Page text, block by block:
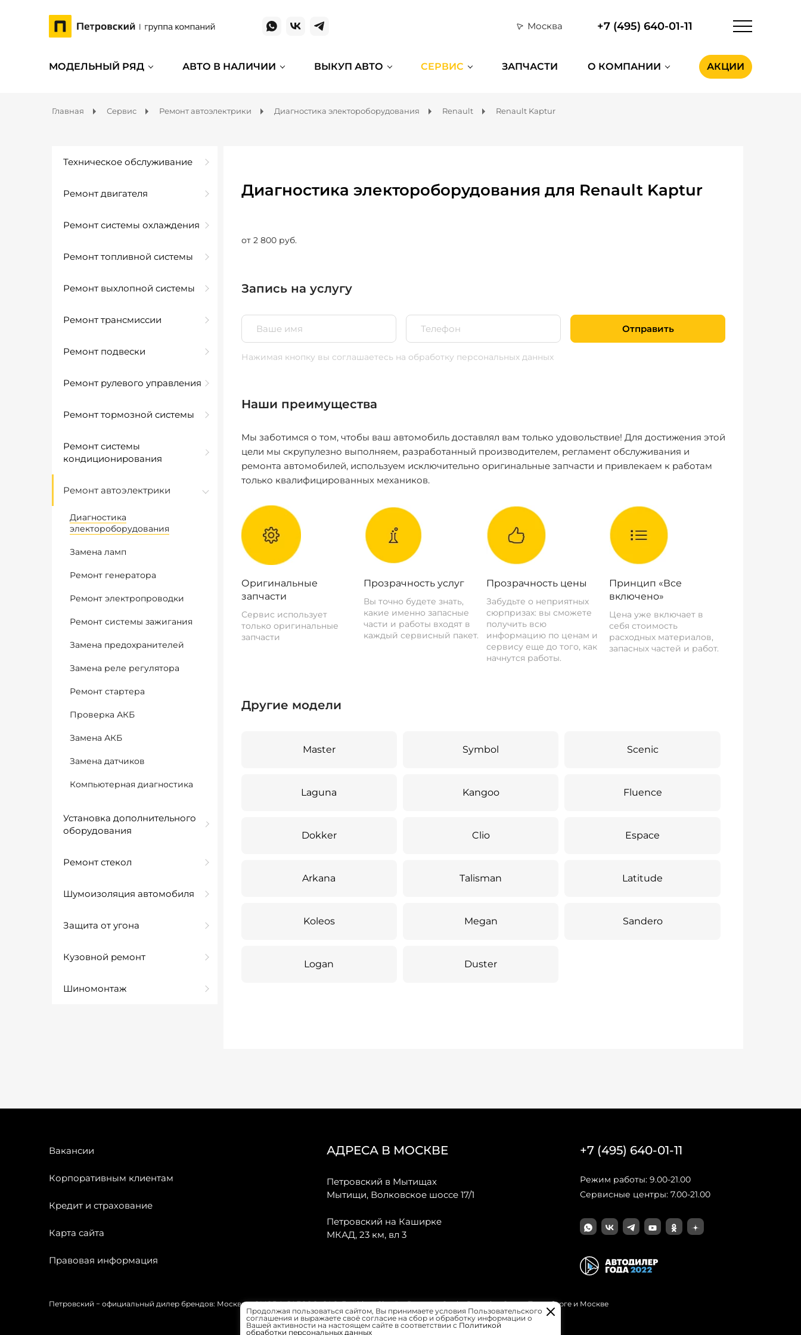
Москва +7 (495) 640-01-11
МОДЕЛЬНЫЙ РЯД АВТО В НАЛИЧИИ ВЫКУП АВТО СЕРВИС ЗАПЧАСТИ О КОМПАНИИ АКЦИИ
Главная Сервис Ремонт автоэлектрики Диагностика электороборудования Renault Renault Kaptur
Техническое обслуживание
Ремонт двигателя
Ремонт системы охлаждения
Ремонт топливной системы
Ремонт выхлопной системы
Ремонт трансмиссии
Ремонт подвески
Ремонт рулевого управления
Ремонт тормозной системы
Ремонт системы
кондиционирования
Ремонт автоэлектрики
Диагностика
электороборудования
Замена ламп
Ремонт генератора
Ремонт электропроводки
Ремонт системы зажигания
Замена предохранителей
Замена реле регулятора
Ремонт стартера
Проверка АКБ
Замена АКБ
Замена датчиков
Компьютерная диагностика
Установка дополнительного
оборудования
Ремонт стекол
Шумоизоляция автомобиля
Защита от угона
Кузовной ремонт
Шиномонтаж
Диагностика электороборудования для Renault Kaptur
от 2 800 руб.
Запись на услугу
Отправить
Нажимая кнопку вы соглашаетесь на обработку персональных данных
Наши преимущества
Мы заботимся о том, чтобы ваш автомобиль доставлял вам только удовольствие! Для достижения этой
цели мы скрупулезно выполняем, разработанный производителем, регламент обслуживания и
ремонта автомобилей, используем исключительно оригинальные запчасти и привлекаем к работам
только квалифицированных механиков.
Оригинальные
запчасти
Сервис использует
только оригинальные
запчасти
Прозрачность услуг
Вы точно будете знать,
какие именно запасные
части и работы входят в
каждый сервисный пакет.
Прозрачность цены
Забудьте о неприятных
сюрпризах: вы сможете
получить всю
информацию по ценам и
сервису еще до того, как
начнутся работы.
Принцип «Все
включено»
Цена уже включает в
себя стоимость
расходных материалов,
запасных частей и работ.
Другие модели
Master Symbol Scenic
Laguna Kangoo Fluence
Dokker Clio Espace
Arkana Talisman Latitude
Koleos Megan Sandero
Logan Duster
Вакансии
Корпоративным клиентам
Кредит и страхование
Карта сайта
Правовая информация
АДРЕСА В МОСКВЕ
Петровский в Мытищах
Мытищи, Волковское шоссе 17/1
Петровский на Каширке
МКАД, 23 км, вл 3
+7 (495) 640-01-11
Режим работы: 9.00-21.00
Сервисные центры: 7.00-21.00
Петровский − официальный дилер брендов: Москвич, OMODA, JAECOO, GAC, Forthing, Citroёn, Peugeot, Opel и Renault в Санкт-Петербурге и Москве
Продолжая пользоваться сайтом, Вы принимаете условия Пользовательского
соглашения и выражаете своё согласие на сбор и обработку информации о
Вашей активности на настоящем сайте в соответствии с Политикой
обработки персональных данных